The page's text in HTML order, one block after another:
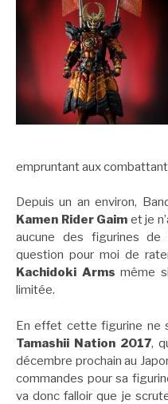
empruntant aux
Depuis un an environ,
Kamen Rider Gaim et je
aucune des figurines
question pour moi de
Kachidoki Arms même
limitée.
En effet cette figurine ne
Tamashii Nation 2017,
décembre prochain au
commandes pour sa
va donc falloir que je